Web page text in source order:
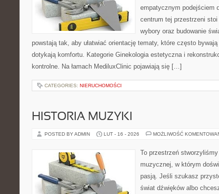
empatycznym podejściem
centrum tej przestrzeni
wybory oraz budowanie
powstają tak, aby ułatwiać orientację tematy, które często
dotykają komfortu. Kategorie Ginekologia estetyczna i
kontrolne. Na łamach MediluxClinic pojawiają się […]
CATEGORIES: NIERUCHOMOŚCI
HISTORIA MUZYKI
POSTED BY ADMIN LUT - 16 - 2026 MOŻLIWOŚĆ
To przestrzeń
muzycznej, w którym
pasją. Jeśli szukasz
świat dźwięków albo